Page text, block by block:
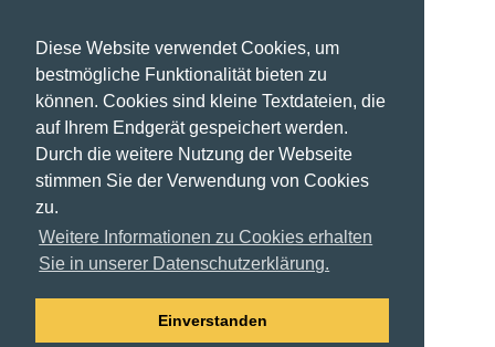
Diese Website verwendet Cookies, um
bestmögliche Funktionalität bieten zu
können. Cookies sind kleine Textdateien, die
auf Ihrem Endgerät gespeichert werden.
Durch die weitere Nutzung der Webseite
stimmen Sie der Verwendung von Cookies
zu.
Weitere Informationen zu Cookies erhalten
Sie in unserer Datenschutzerklärung.
Einverstanden